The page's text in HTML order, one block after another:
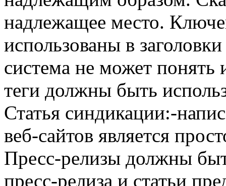
надлежащее место.
использованы в
система не может
теги должны быть
Статья синдикации:-
веб-сайтов является
Пресс-релизы должны
пресс-релиза и статьи